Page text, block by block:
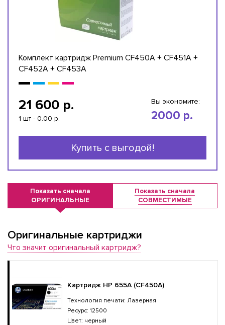
Комплект картридж Premium CF450A + CF451A +
CF452A + CF453A
21 600 р.
1 шт - 0.00 р.
Вы экономите:
2000 р.
Купить с выгодой!
Показать сначала
ОРИГИНАЛЬНЫЕ
Показать сначала
СОВМЕСТИМЫЕ
Оригинальные картриджи
Что значит оригинальный картридж?
Картридж HP 655A (CF450A)
Технология печати: Лазерная
Ресурс: 12500
Цвет: черный